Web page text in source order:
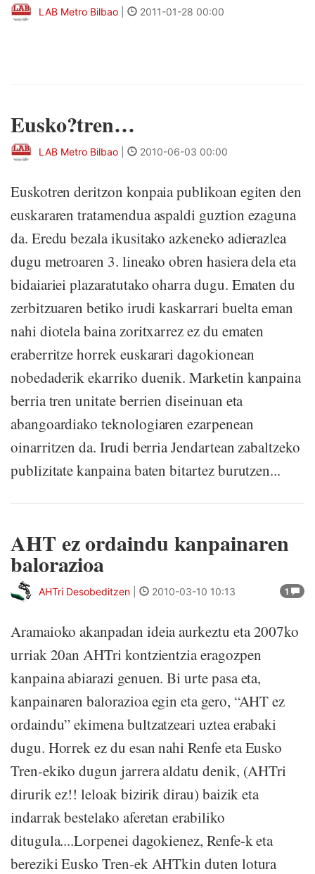
LAB Metro Bilbao 2011-01-28 00:00
Eusko?tren…
LAB Metro Bilbao 2010-06-03 00:00
Euskotren deritzon konpaia publikoan egiten den
euskararen tratamendua aspaldi guztion ezaguna
da. Eredu bezala ikusitako azkeneko adierazlea
dugu metroaren 3. lineako obren hasiera dela eta
bidaiariei plazaratutako oharra dugu. Ematen du
zerbitzuaren betiko irudi kaskarrari buelta eman
nahi diotela baina zoritxarrez ez du ematen
eraberritze horrek euskarari dagokionean
nobedaderik ekarriko duenik. Marketin kanpaina
berria tren unitate berrien diseinuan eta
abangoardiako teknologiaren ezarpenean
oinarritzen da. Irudi berria Jendartean zabaltzeko
publizitate kanpaina baten bitartez burutzen...
AHT ez ordaindu kanpainaren
balorazioa
1
AHTri Desobeditzen 2010-03-10 10:13
Aramaioko akanpadan ideia aurkeztu eta 2007ko
urriak 20an AHTri kontzientzia eragozpen
kanpaina abiarazi genuen. Bi urte pasa eta,
kanpainaren balorazioa egin eta gero, “AHT ez
ordaindu” ekimena bultzatzeari uztea erabaki
dugu. Horrek ez du esan nahi Renfe eta Eusko
Tren-ekiko dugun jarrera aldatu denik, (AHTri
dirurik ez!! leloak bizirik dirau) baizik eta
indarrak bestelako aferetan erabiliko
ditugula....Lorpenei dagokienez, Renfe-k eta
bereziki Eusko Tren-ek AHTkin duten lotura